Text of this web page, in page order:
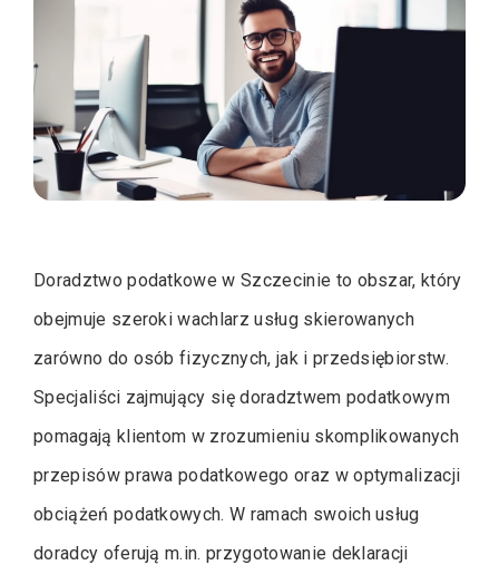
Doradztwo podatkowe w Szczecinie to obszar, który
obejmuje szeroki wachlarz usług skierowanych
zarówno do osób fizycznych, jak i przedsiębiorstw.
Specjaliści zajmujący się doradztwem podatkowym
pomagają klientom w zrozumieniu skomplikowanych
przepisów prawa podatkowego oraz w optymalizacji
obciążeń podatkowych. W ramach swoich usług
doradcy oferują m.in. przygotowanie deklaracji